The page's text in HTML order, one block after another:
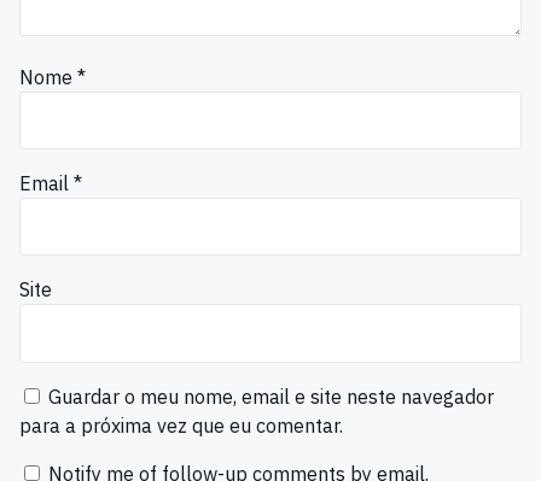
Nome *
Email *
Site
Guardar o meu nome, email e site neste navegador
para a próxima vez que eu comentar.
Notify me of follow-up comments by email.